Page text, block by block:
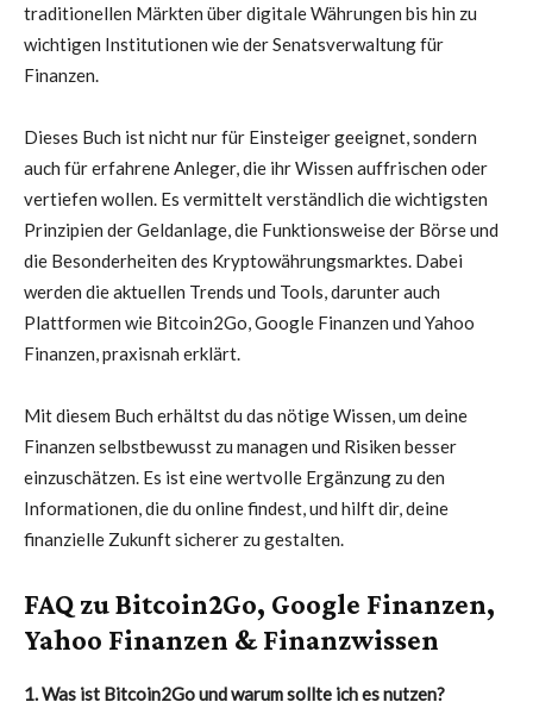
traditionellen Märkten über digitale Währungen bis hin zu
wichtigen Institutionen wie der Senatsverwaltung für
Finanzen.
Dieses Buch ist nicht nur für Einsteiger geeignet, sondern
auch für erfahrene Anleger, die ihr Wissen auffrischen oder
vertiefen wollen. Es vermittelt verständlich die wichtigsten
Prinzipien der Geldanlage, die Funktionsweise der Börse und
die Besonderheiten des Kryptowährungsmarktes. Dabei
werden die aktuellen Trends und Tools, darunter auch
Plattformen wie Bitcoin2Go, Google Finanzen und Yahoo
Finanzen, praxisnah erklärt.
Mit diesem Buch erhältst du das nötige Wissen, um deine
Finanzen selbstbewusst zu managen und Risiken besser
einzuschätzen. Es ist eine wertvolle Ergänzung zu den
Informationen, die du online findest, und hilft dir, deine
finanzielle Zukunft sicherer zu gestalten.
FAQ zu Bitcoin2Go, Google Finanzen,
Yahoo Finanzen & Finanzwissen
1. Was ist Bitcoin2Go und warum sollte ich es nutzen?